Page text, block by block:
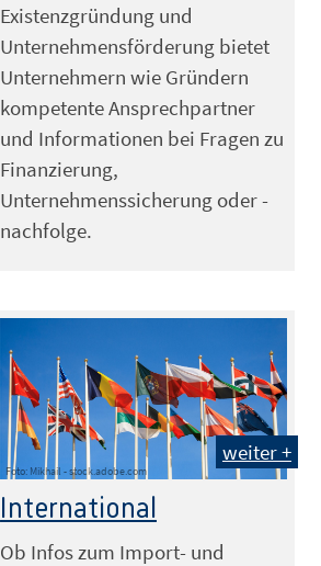
Existenzgründung und
Unternehmensförderung bietet
Unternehmern wie Gründern
kompetente Ansprechpartner
und Informationen bei Fragen zu
Finanzierung,
Unternehmenssicherung oder -
nachfolge.
Foto: Mikhail - stock.adobe.com
weiter +
International
Ob Infos zum Import- und